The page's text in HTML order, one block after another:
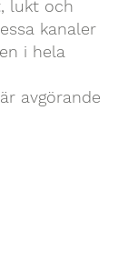
lukt och
kanaler
i hela
avgörande